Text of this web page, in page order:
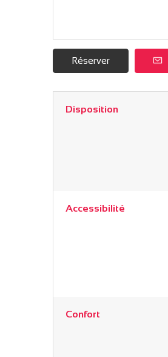
Réserver
Disposition
Accessibilité
Confort